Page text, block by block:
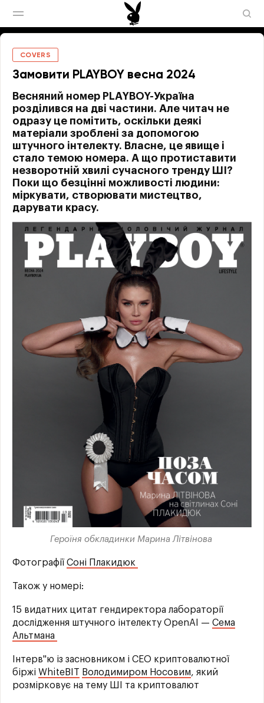
COVERS
Замовити PLAYBOY весна 2024
Весняний номер PLAYBOY-Україна
розділився на дві частини. Але читач не
одразу це помітить, оскільки деякі
матеріали зроблені за допомогою
штучного інтелекту. Власне, це явище і
стало темою номера. А що протиставити
незворотній хвилі сучасного тренду ШІ?
Поки що безцінні можливості людини:
міркувати, створювати мистецтво,
дарувати красу.
Героїня обкладинки Марина Літвінова
Фотографії Соні Плакидюк
Також у номері:
15 видатних цитат гендиректора лабораторії
дослідження штучного інтелекту OpenAI — Сема
Альтмана
Інтерв"ю із засновником і СЕО криптовалютної
біржі WhiteBIT Володимиром Носовим, який
розмірковує на тему ШІ та криптовалют